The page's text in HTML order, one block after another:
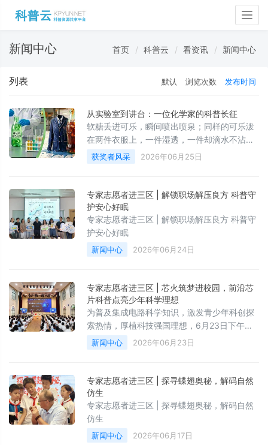
新闻中心 首页 科普云 看资讯 新闻中心
列表 默认 浏览次数 发布时间
从实验室到讲台：一位化学家的科普长征
软糖丢进可乐，瞬间喷出喷泉；同样的可乐泼
在两件衣服上，一件湿透，一件却滴水不沾
——这不是魔术，而是中国科学院上海有机化
学研究所研究员吕龙的科普现场。
获奖者风采 2026年06月25日
专家志愿者进三区 | 解锁职场解压良方 科普守
护安心好眠
专家志愿者进三区 | 解锁职场解压良方 科普守
护安心好眠
新闻中心 2026年06月24日
专家志愿者进三区 | 芯火筑梦进校园，前沿芯
片科普点亮少年科学理想
为普及集成电路科学知识，激发青少年科创探
索热情，厚植科技强国理想，6月23日下午，
由静安区科学技术协会、促进中心主办的“扬志
愿风采、享科普生活——2026专家志愿者走进
体验活动在静安区第一中心小学顺利开展。
新闻中心 2026年06月23日
专家志愿者进三区 | 探寻蝶翅奥秘，解码自然
仿生
专家志愿者进三区 | 探寻蝶翅奥秘，解码自然
仿生
新闻中心 2026年06月17日